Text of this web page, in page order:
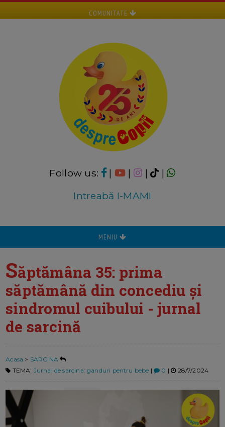
COMUNITATE
Follow us: | | |
|
Intreabă I-MAMI
MENIU
Săptămâna 35: prima
săptămână din concediu și
sindromul cuibului - jurnal
de sarcină
Acasa > SARCINA
TEMA: Jurnal de sarcina: ganduri pentru bebe | 0 | 28/7/2024